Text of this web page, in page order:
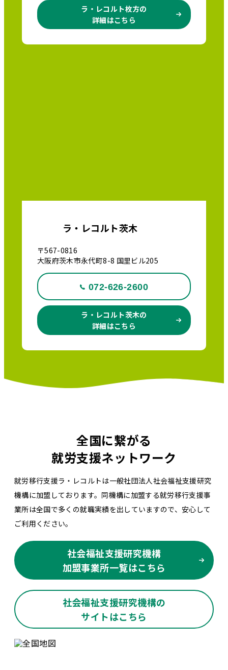
ラ・レコルト枚方の
詳細はこちら
ラ・レコルト茨木
〒567-0816
大阪府茨木市永代町8-8 国里ビル205
072-626-2600
ラ・レコルト茨木の
詳細はこちら
全国に繋がる
就労支援ネットワーク
就労移行支援ラ・レコルトは一般社団法人社会福祉支援研究
機構に加盟しております。同機構に加盟する就労移行支援事
業所は全国で多くの就職実績を出していますので、安心して
ご利用ください。
社会福祉支援研究機構
加盟事業所一覧はこちら
社会福祉支援研究機構の
サイトはこちら